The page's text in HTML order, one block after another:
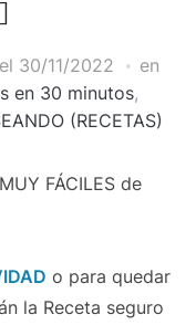
el 30/11/2022
en
en 30 minutos,
(RECETAS)
FÁCILES de
o para quedar
la Receta seguro